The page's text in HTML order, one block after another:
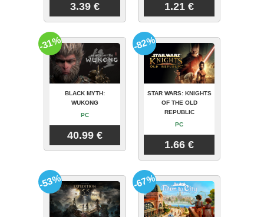
3.39 € 1.21 €
BLACK MYTH:
WUKONG
PC
40.99 €
-31%
STAR WARS: KNIGHTS
OF THE OLD
REPUBLIC
PC
1.66 €
-82%
-53% -67%